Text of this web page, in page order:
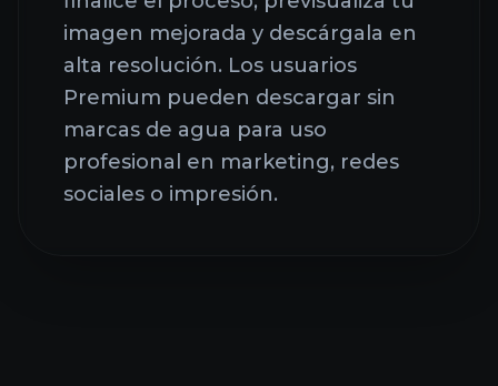
Premium pueden descargar sin
marcas de agua para uso
profesional en marketing, redes
sociales o impresión.